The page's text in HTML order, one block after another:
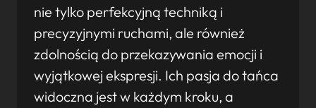
nie tylko perfekcyjną techniką i
precyzyjnymi ruchami, ale również
zdolnością do przekazywania emocji i
wyjątkowej ekspresji. Ich pasja do tańca
widoczna jest w każdym kroku, a